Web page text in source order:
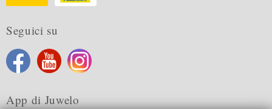
Seguici su
App di Juwelo